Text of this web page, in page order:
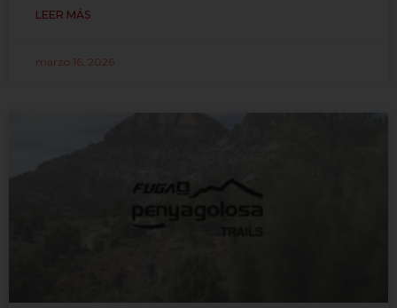
LEER MÁS
marzo 16, 2026